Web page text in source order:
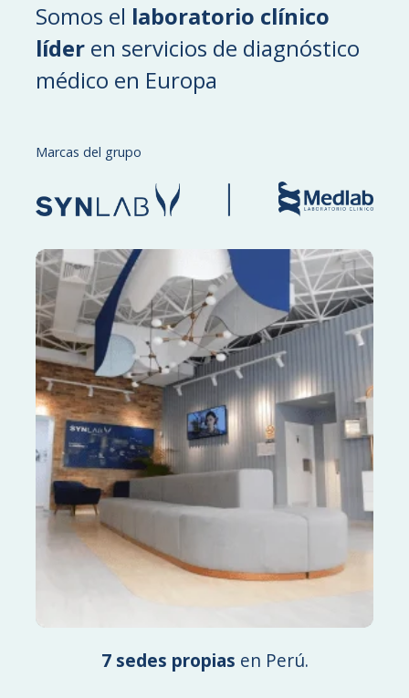
Somos el laboratorio clínico
líder en servicios de diagnóstico
médico en Europa
Marcas del grupo
7 sedes propias en Perú.